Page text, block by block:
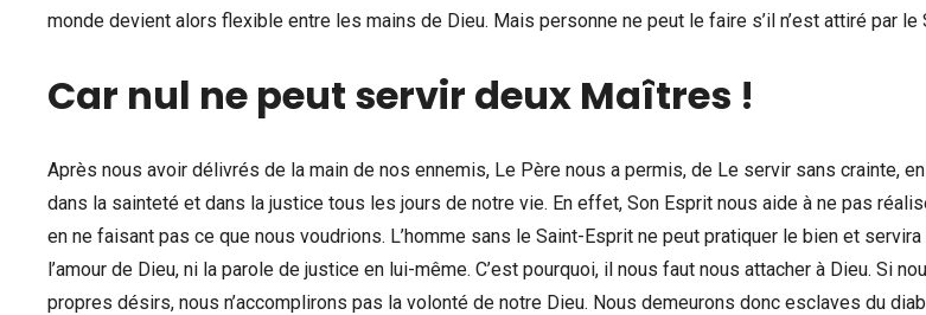
monde devient alors flexible entre les mains de Dieu. Mais personne ne peut le faire s’il n’est attiré par le
Car nul ne peut servir deux Maîtres !
Après nous avoir délivrés de la main de nos ennemis, Le Père nous a permis, de Le servir sans crainte,
dans la sainteté et dans la justice tous les jours de notre vie. En effet, Son Esprit nous aide à ne pas
en ne faisant pas ce que nous voudrions. L’homme sans le Saint-Esprit ne peut pratiquer le bien et servira
l’amour de Dieu, ni la parole de justice en lui-même. C’est pourquoi, il nous faut nous attacher à Dieu. Si
propres désirs, nous n’accomplirons pas la volonté de notre Dieu. Nous demeurons donc esclaves du